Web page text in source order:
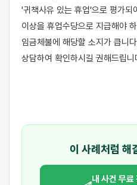
'귀책사유 있는 휴업'으로 평가
이상을 휴업수당으로 지급해야
임금체불에 해당할 소지가 큽니
상담하여 확인하시길 권해드립니
이 사례처럼 해
내 사건 무